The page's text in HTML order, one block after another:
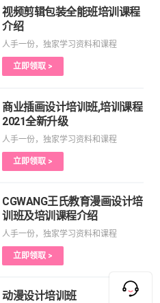
视频剪辑包装全能班培训课程
介绍
人手一份，独家学习资料和课程
立即领取 >
商业插画设计培训班,培训课程
2021全新升级
人手一份，独家学习资料和课程
立即领取 >
CGWANG王氏教育漫画设计培
训班及培训课程介绍
人手一份，独家学习资料和课程
立即领取 >
动漫设计培训班